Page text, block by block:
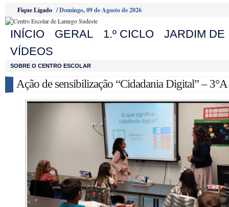
Fique Ligado /Domingo, 09 de Agosto de 2026
INÍCIO GERAL 1.º CICLO
JARDIM DE
VÍDEOS
SOBRE O CENTRO ESCOLAR
Ação de sensibilização “Cidadania Digital” – 3°A